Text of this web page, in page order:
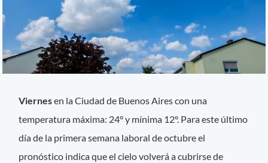
Viernesen la Ciudad de Buenos Aires con una
temperatura máxima: 24° y mínima 12°. Para este último
día de la primera semana laboral de octubre el
pronóstico indica que el cielo volverá a cubrirse de